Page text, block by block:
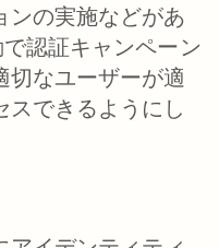
ンの実施などがあ
認証キャンペーン
切なユーザーが適
スできるようにし